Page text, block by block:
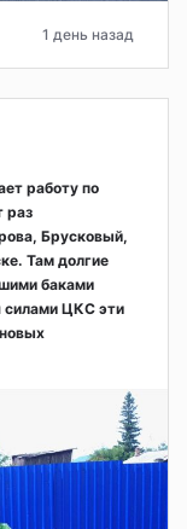
1 день назад
работу по
раз
Брусковый,
Там долгие
баками
силами ЦКС эти